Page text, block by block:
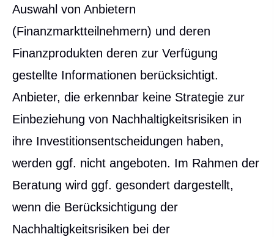
Auswahl von Anbietern
(Finanzmarktteilnehmern) und deren
Finanzprodukten deren zur Verfügung
gestellte Informationen berücksichtigt.
Anbieter, die erkennbar keine Strategie zur
Einbeziehung von Nachhaltigkeitsrisiken in
ihre Investitionsentscheidungen haben,
werden ggf. nicht angeboten. Im Rahmen der
Beratung wird ggf. gesondert dargestellt,
wenn die Berücksichtigung der
Nachhaltigkeitsrisiken bei der